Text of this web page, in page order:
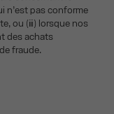
n’est pas conforme
ou (iii) lorsque nos
des achats
fraude.